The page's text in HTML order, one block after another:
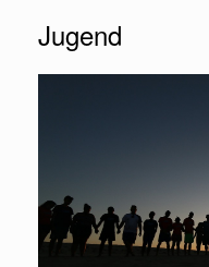
Jugend